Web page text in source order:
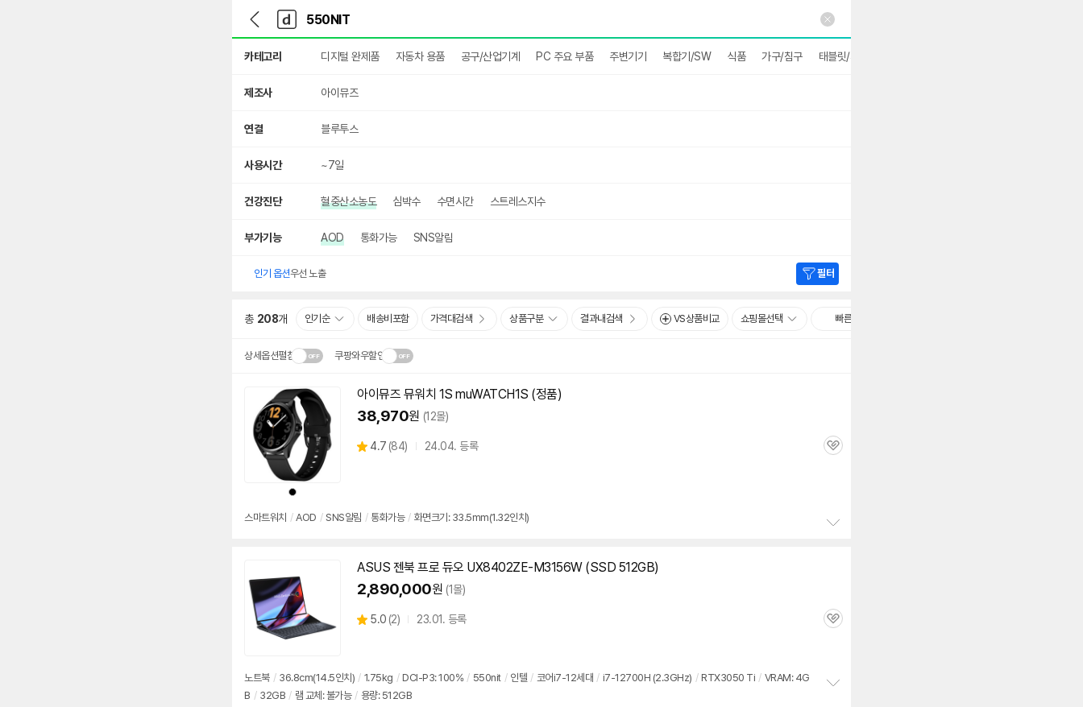
다
나
와
가
기
다
와
메
인
카테고리 디지털 완제품 자동차 용품 공구/산업기계 PC 주요 부품 주변기기 복합기/SW 식품 가구/침구 태블릿/휴대폰
제조사 아이뮤즈
연결 블루투스
사용시간 ~7일
건강진단 혈중산소농도 심박수 수면시간 스트레스지수
부가기능 AOD 통화가능 SNS알림
인기 옵션우선 노출 필터
총 208개 인기순 배송비포함 가격대검색 상품구분 결과내검색 VS상품비교 쇼핑몰선택 빠른배송
상세옵션펼침 쿠팡와우할인
설치 환경·지역에 따라
배송·설치비가 달라집니다.
기
상
품
상
아이뮤즈 뮤워치 1S muWATCH1S (정품)
38,970원 (12몰)
별
4.7 (상
84) 24.04. 등록
관
스마트워치 / AOD / SNS알림 / 통화가능 / 화면크기: 33.5mm(1.32인치)
ASUS 젠북 프로 듀오 UX8402ZE-M3156W (SSD 512GB)
2,890,000원 (1몰)
별
5.0 (상
뷰
2) 23.01. 등록
관
노트북 / 36.8cm(14.5인치) / 1.75kg / DCI-P3: 100% / 550nit / 인텔 / 코어i7-12세대 / i7-12700H (2.3GHz) / RTX3050 Ti / VRAM: 4G
B / 32GB / 램 교체: 불가능 / 용량: 512GB